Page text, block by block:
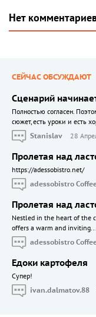
Нет
СЕЙЧАС ОБСУЖДАЮТ
Сценарий
Полностью согласен.
сюжет, есть уроки и есть
Stanislav
28
Пролетая над
https://adessobistro.net/
adessobistro
Пролетая над
Nestled in the heart of the
offers a warm and inviting...
adessobistro
Едоки картофеля
Cупер!
ivan.dalmatov.88